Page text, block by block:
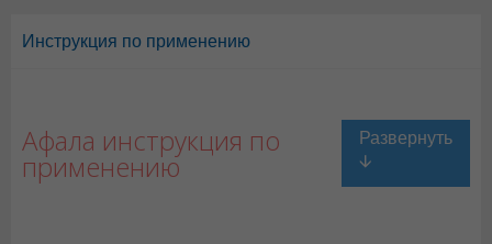
Инструкция по применению
Афала инструкция по
применению